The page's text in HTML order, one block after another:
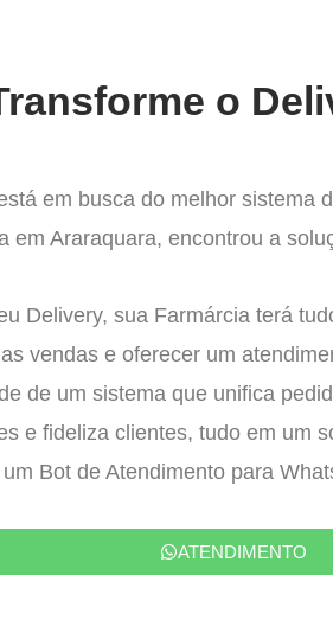
o
em busca do melhor sistema
em Araraquara, encontrou a
Delivery, sua Farmárcia terá
vendas e oferecer um
de um sistema que unifica
e fideliza clientes, tudo em um
Bot de Atendimento para
ATENDIMENTO